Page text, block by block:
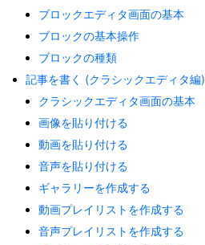
ブロックエディタ画面の基本
ブロックの基本操作
ブロックの種類
記事を書く (クラシックエディタ編)
クラシックエディタ画面の基本
画像を貼り付ける
動画を貼り付ける
音声を貼り付ける
ギャラリーを作成する
動画プレイリストを作成する
音声プレイリストを作成する